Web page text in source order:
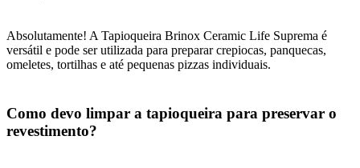
Absolutamente! A Tapioqueira Brinox Ceramic Life Suprema é
versátil e pode ser utilizada para preparar crepiocas, panquecas,
omeletes, tortilhas e até pequenas pizzas individuais.
Como devo limpar a tapioqueira para preservar o
revestimento?